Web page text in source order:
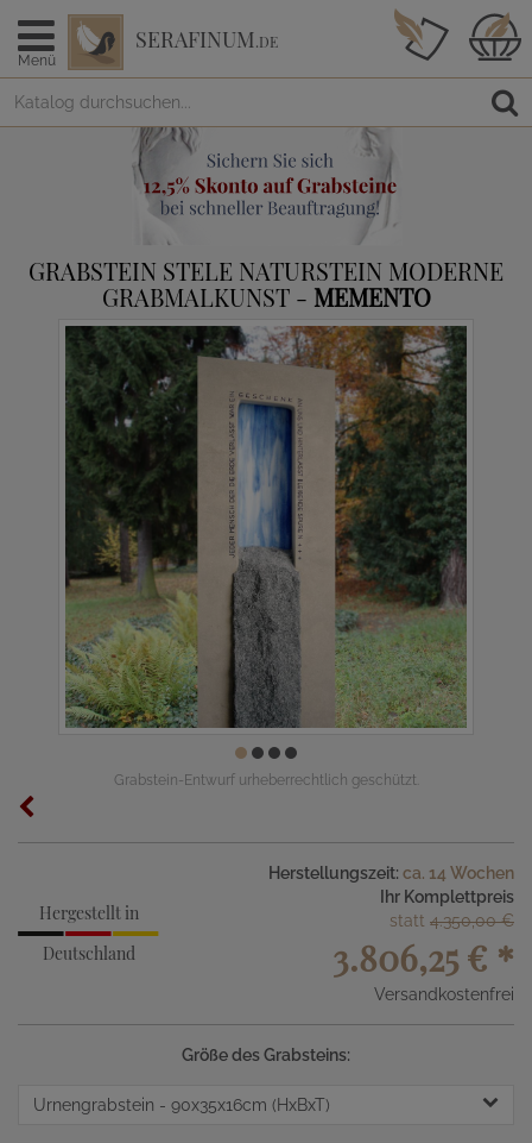
Menü
SERAFINUM.DE
GRABSTEIN STELE NATURSTEIN MODERNE
GRABMALKUNST - MEMENTO
Grabstein-Entwurf urheberrechtlich geschützt.
Hergestellt in
Deutschland
Herstellungszeit: ca. 14 Wochen
Ihr Komplettpreis
statt 4.350,00 €
3.806,25 € *
Versandkostenfrei
Größe des Grabsteins:
Urnengrabstein - 90x35x16cm (HxBxT)